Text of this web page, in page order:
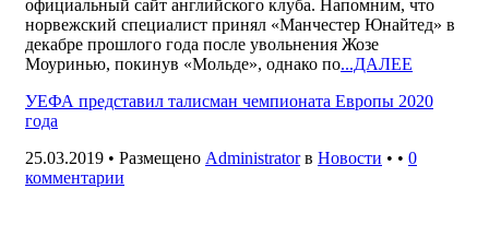
официальный сайт английского клуба. Напомним, что
норвежский специалист принял «Манчестер Юнайтед» в
декабре прошлого года после увольнения Жозе
Моуринью, покинув «Мольде», однако по...ДАЛЕЕ
УЕФА представил талисман чемпионата Европы 2020
года
25.03.2019 • Размещено Administratorв Новости • • 0
комментарии